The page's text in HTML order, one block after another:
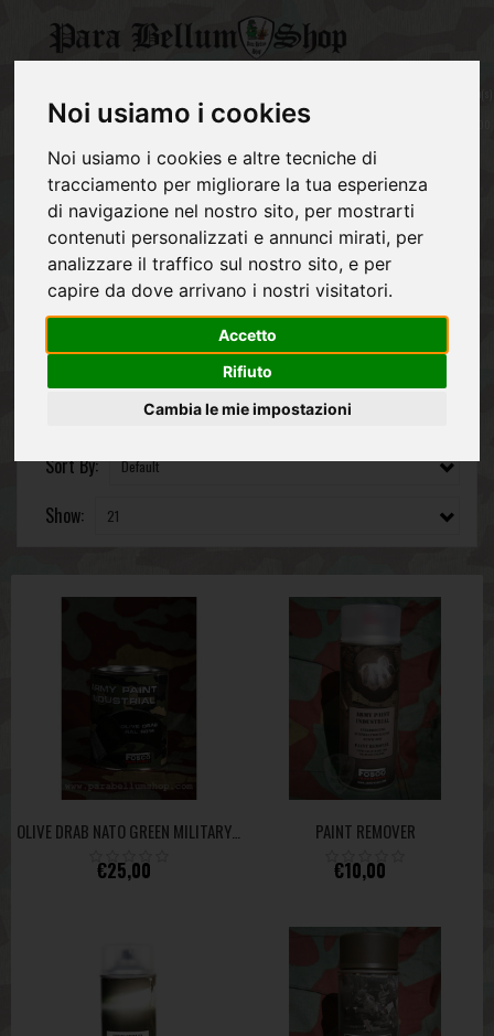
Noi usiamo i cookies
Noi usiamo i cookies e altre tecniche di
tracciamento per migliorare la tua esperienza
di navigazione nel nostro sito, per mostrarti
contenuti personalizzati e annunci mirati, per
analizzare il traffico sul nostro sito, e per
capire da dove arrivano i nostri visitatori.
Accetto
Rifiuto
Cambia le mie impostazioni
CATEGORY
GERMAN
ARMY
REGIO
ESERCITO
ITALIANO
ALLIES
POST
EQUIPMENT
ALLIES Fosco Colors
Fosco Colors
The Colors In Spray Cans And Jar Of Dark Production For The
Restoration Or Camouflage Of Helmets, Vehicles Or Equipment
Sort By:
Show:
€25,00
PAINT REMOVER
€10,00